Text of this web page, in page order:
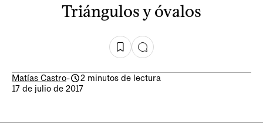
Triángulos y óvalos
Matías Castro-
2 minutos de lectura
17 de julio de 2017